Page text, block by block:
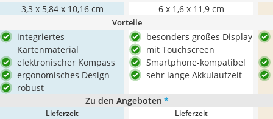
3,3 x 5,84 x 10,16 cm 6 x 1,6 x 11,9 cm
Vorteile
integriertes
Kartenmaterial
elektronischer Kompass
ergonomisches Design
robust
besonders großes Display
mit Touchscreen
Smartphone-kompatibel
sehr lange Akkulaufzeit
Zu den Angeboten *
Lieferzeit Lieferzeit